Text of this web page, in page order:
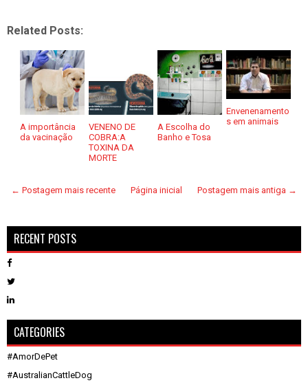
Related Posts:
A importância
da vacinação
VENENO DE
COBRA:A
TOXINA DA
MORTE
A Escolha do
Banho e Tosa
Envenenamento
s em animais
← Postagem mais recente Postagem mais antiga →
Página inicial
RECENT POSTS
CATEGORIES
#AmorDePet
#AustralianCattleDog